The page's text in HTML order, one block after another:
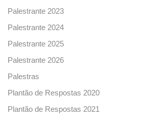
Palestrante 2023
Palestrante 2024
Palestrante 2025
Palestrante 2026
Palestras
Plantão de Respostas 2020
Plantão de Respostas 2021